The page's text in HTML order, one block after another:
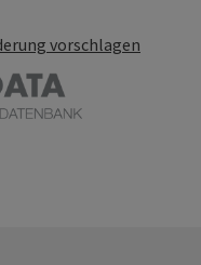
vorschlagen